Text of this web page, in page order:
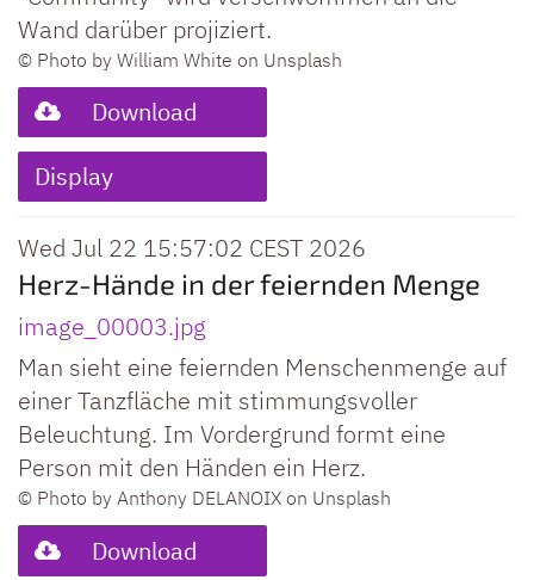
Wand darüber projiziert.
© Photo by William White on Unsplash
Download
Display
Wed Jul 22 15:57:02 CEST 2026
Herz-Hände in der feiernden Menge
image_00003.jpg
Man sieht eine feiernden Menschenmenge auf
einer Tanzfläche mit stimmungsvoller
Beleuchtung. Im Vordergrund formt eine
Person mit den Händen ein Herz.
© Photo by Anthony DELANOIX on Unsplash
Download